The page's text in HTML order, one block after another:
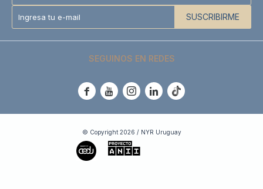
SUSCRIBIRME
SEGUINOS EN REDES
    
© Copyright 2026 / NYR Uruguay